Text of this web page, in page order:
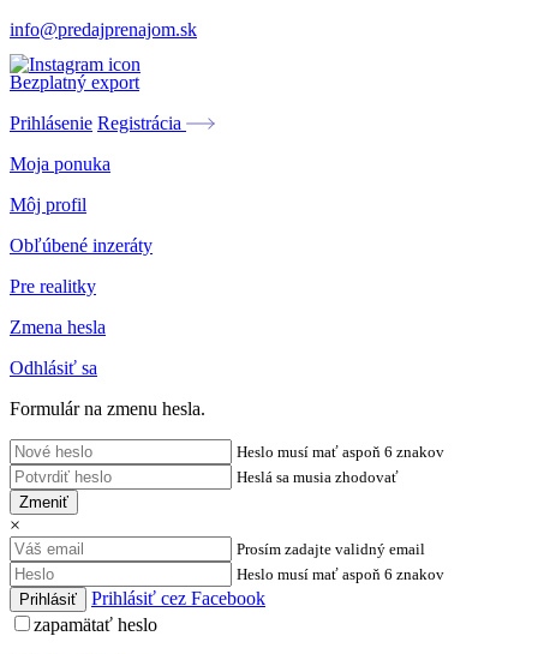
info@predajprenajom.sk
Bezplatný export
Prihlásenie Registrácia
Moja ponuka
Môj profil
Obľúbené inzeráty
Pre realitky
Zmena hesla
Odhlásiť sa
Formulár na zmenu hesla.
Heslo musí mať aspoň 6 znakov
Heslá sa musia zhodovať
Zmeniť
×
Prosím zadajte validný email
Heslo musí mať aspoň 6 znakov
Prihlásiť cez Facebook
zapamätať heslo